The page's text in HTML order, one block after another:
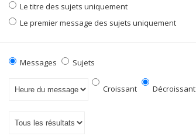
Le titre des sujets uniquement
Le premier message des sujets uniquement
Messages
Sujets
Croissant Décroissant